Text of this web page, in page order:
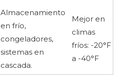
Almacenamiento
en frío,
congeladores,
sistemas en
cascada.
Mejor en
climas
fríos: -20°F
a -40°F